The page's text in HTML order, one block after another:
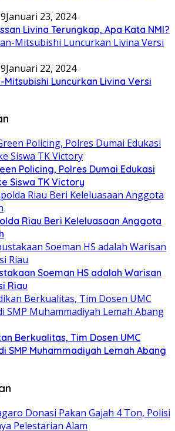
Januari 23, 2024
Livina Terungkap, Apa Kata NMI?
Januari 22, 2024
Mitsubishi Luncurkan Livina Versi
Policing, Polres Dumai Edukasi
Siswa TK Victory
Riau Beri Keleluasaan Anggota
Soeman HS adalah Warisan
Riau
Berkualitas, Tim Dosen UMC
SMP Muhammadiyah Lemah Abang